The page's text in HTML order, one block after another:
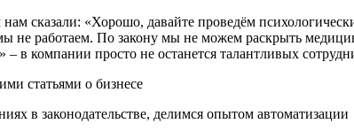
сказали: «Хорошо, давайте проведём
работаем. По закону мы не можем раскрыть
в компании просто не останется талантливых
статьями о бизнесе
в законодательстве, делимся опытом автоматизации